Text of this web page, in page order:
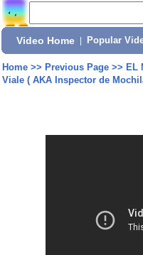
Video Home Popular
Home>> Previous Page>> EL
Viale ( AKA Inspector de